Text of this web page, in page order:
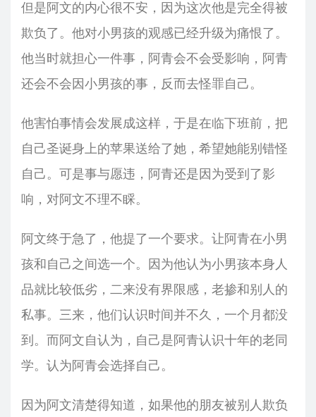
但是阿文的内心很不安，因为这次他是完全得被
欺负了。他对小男孩的观感已经升级为痛恨了。
他当时就担心一件事，阿青会不会受影响，阿青
还会不会因小男孩的事，反而去怪罪自己。
他害怕事情会发展成这样，于是在临下班前，把
自己圣诞身上的苹果送给了她，希望她能别错怪
自己。可是事与愿违，阿青还是因为受到了影
响，对阿文不理不睬。
阿文终于急了，他提了一个要求。让阿青在小男
孩和自己之间选一个。因为他认为小男孩本身人
品就比较低劣，二来没有界限感，老掺和别人的
私事。三来，他们认识时间并不久，一个月都没
到。而阿文自认为，自己是阿青认识十年的老同
学。认为阿青会选择自己。
因为阿文清楚得知道，如果他的朋友被别人欺负